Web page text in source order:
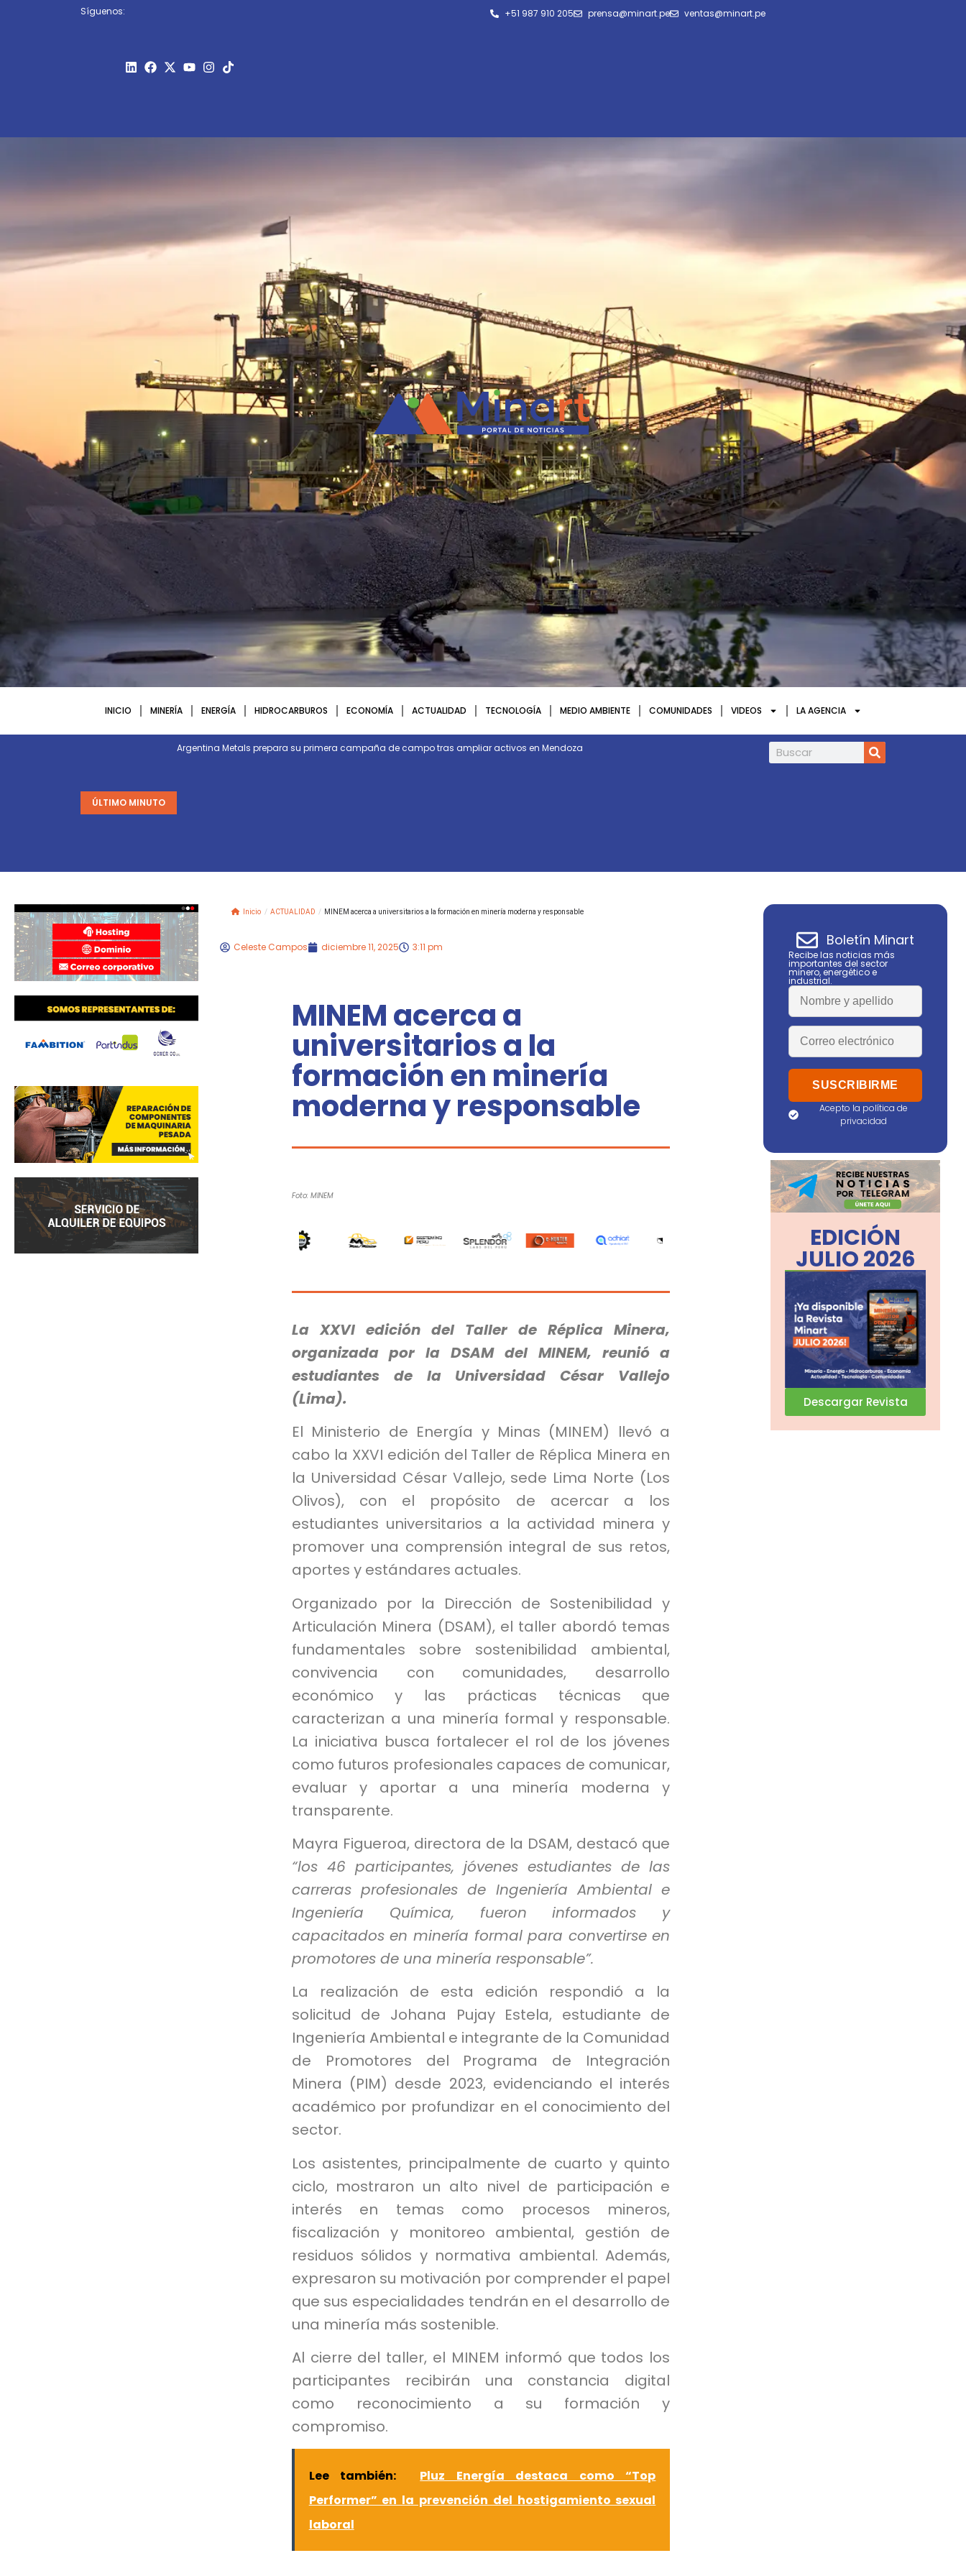
Síguenos: +51 987 910 205 prensa@minart.pe ventas@minart.pe
INICIO MINERÍA ENERGÍA HIDROCARBUROS ECONOMÍA ACTUALIDAD TECNOLOGÍA MEDIO AMBIENTE COMUNIDADES VIDEOS LA AGENCIA
ÚLTIMO MINUTO
Argentina Metals prepara su primera campaña de campo tras ampliar activos en Mendoza Infield Minerals amplía en 85% la
Inicio / ACTUALIDAD / MINEM acerca a universitarios a la formación en minería moderna y responsable
Celeste Campos diciembre 11, 2025 3:11 pm
MINEM acerca a
universitarios a la
formación en minería
moderna y responsable
Foto: MINEM
La XXVI edición del Taller de Réplica Minera,
organizada por la DSAM del MINEM, reunió a
estudiantes de la Universidad César Vallejo
(Lima).
El Ministerio de Energía y Minas (MINEM) llevó a
cabo la XXVI edición del Taller de Réplica Minera en
la Universidad César Vallejo, sede Lima Norte (Los
Olivos), con el propósito de acercar a los
estudiantes universitarios a la actividad minera y
promover una comprensión integral de sus retos,
aportes y estándares actuales.
Organizado por la Dirección de Sostenibilidad y
Articulación Minera (DSAM), el taller abordó temas
fundamentales sobre sostenibilidad ambiental,
convivencia con comunidades, desarrollo
económico y las prácticas técnicas que
caracterizan a una minería formal y responsable.
La iniciativa busca fortalecer el rol de los jóvenes
como futuros profesionales capaces de comunicar,
evaluar y aportar a una minería moderna y
transparente.
Mayra Figueroa, directora de la DSAM, destacó que
“los 46 participantes, jóvenes estudiantes de las
carreras profesionales de Ingeniería Ambiental e
Ingeniería Química, fueron informados y
capacitados en minería formal para convertirse en
promotores de una minería responsable”.
La realización de esta edición respondió a la
solicitud de Johana Pujay Estela, estudiante de
Ingeniería Ambiental e integrante de la Comunidad
de Promotores del Programa de Integración
Minera (PIM) desde 2023, evidenciando el interés
académico por profundizar en el conocimiento del
sector.
Los asistentes, principalmente de cuarto y quinto
ciclo, mostraron un alto nivel de participación e
interés en temas como procesos mineros,
fiscalización y monitoreo ambiental, gestión de
residuos sólidos y normativa ambiental. Además,
expresaron su motivación por comprender el papel
que sus especialidades tendrán en el desarrollo de
una minería más sostenible.
Al cierre del taller, el MINEM informó que todos los
participantes recibirán una constancia digital
como reconocimiento a su formación y
compromiso.
Lee también:
Pluz Energía destaca como “Top
Performer” en la prevención del hostigamiento sexual
laboral
Boletín Minart
Recibe las noticias más
importantes del sector
minero, energético e
industrial.
Acepto la política de
privacidad
EDICIÓN
JULIO 2026
Descargar Revista